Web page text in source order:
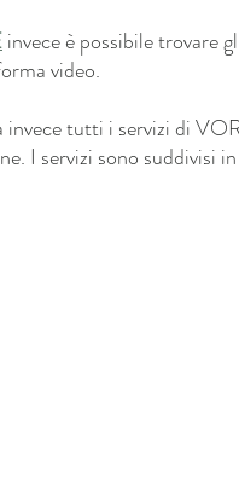
invece è possibile trovare
video.
invece tutti i servizi di
I servizi sono suddivisi